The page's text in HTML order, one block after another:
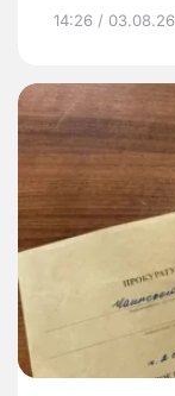
14:26 / 03.08.26